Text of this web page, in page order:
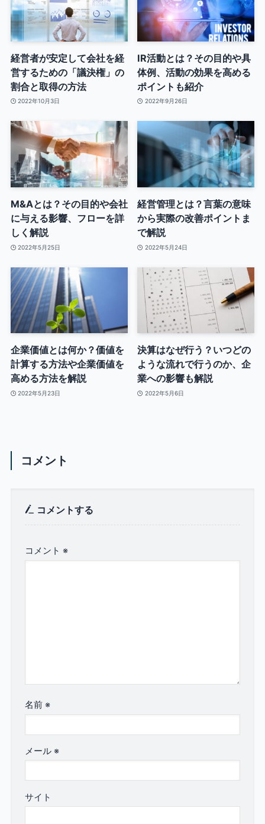
経営者が安定して会社を経
営するための「議決権」の
割合と取得の方法
2022年10月3日
IR活動とは？その目的や具
体例、活動の効果を高める
ポイントも紹介
2022年9月26日
M&Aとは？その目的や会社
に与える影響、フローを詳
しく解説
2022年5月25日
経営管理とは？言葉の意味
から実際の改善ポイントま
で解説
2022年5月24日
企業価値とは何か？価値を
計算する方法や企業価値を
高める方法を解説
2022年5月23日
決算はなぜ行う？いつどの
ような流れで行うのか、企
業への影響も解説
2022年5月6日
コメント
コメントする
コメント※
名前※
メール※
サイト